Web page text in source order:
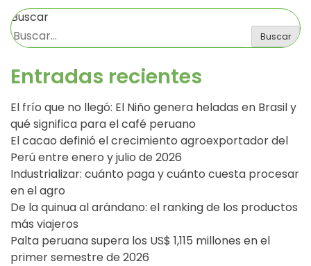
Buscar
Buscar
Entradas recientes
El frío que no llegó: El Niño genera heladas en Brasil y
qué significa para el café peruano
El cacao definió el crecimiento agroexportador del
Perú entre enero y julio de 2026
Industrializar: cuánto paga y cuánto cuesta procesar
en el agro
De la quinua al arándano: el ranking de los productos
más viajeros
Palta peruana supera los US$ 1,115 millones en el
primer semestre de 2026